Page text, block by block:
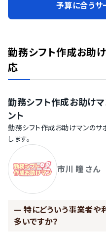
予算に合うサ
勤務シフト作成お助
応
勤務シフト作成お助け
ント
勤務シフト作成お助けマンのサ
します。
市川 瞳 さん
— 特にどういう事業者や
多いですか？